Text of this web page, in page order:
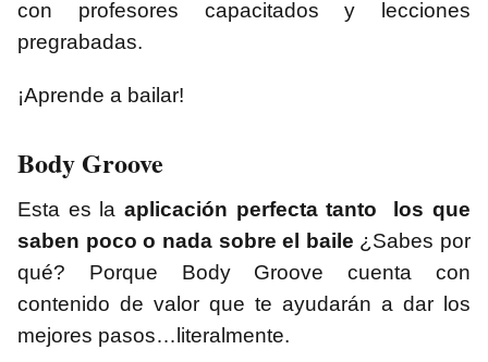
con profesores capacitados y lecciones
pregrabadas.
¡Aprende a bailar!
Body Groove
Esta es la aplicación perfecta tanto los que
saben poco o nada sobre el baile ¿Sabes por
qué? Porque Body Groove cuenta con
contenido de valor que te ayudarán a dar los
mejores pasos…literalmente.